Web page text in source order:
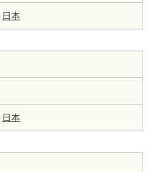
日本
日本